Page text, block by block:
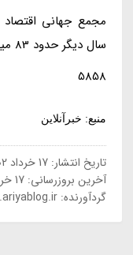
سال دیگر حدود 83 میلیون شغل از بین برود.
5858
منبع: خبرآنلاین
تاریخ انتشار:17 خرداد 1402
آخرین بروزرسانی:17 خرداد 1402
گردآورنده: